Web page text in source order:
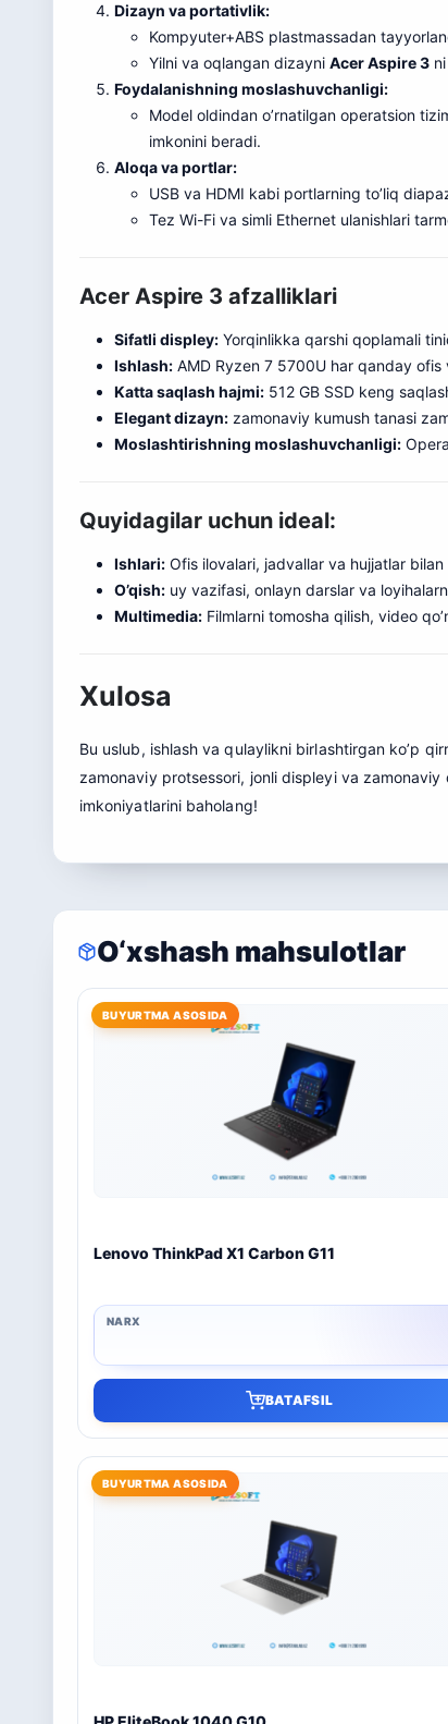
Dizayn va portativlik:
Kompyuter+ABS plastmassadan
Yilni va oqlangan dizayni Acer Aspire 3
Foydalanishning moslashuvchanligi:
Model oldindan o’rnatilgan operatsion
imkonini beradi.
Aloqa va portlar:
USB va HDMI kabi portlarning to’liq
Tez Wi-Fi va simli Ethernet ulanishlari
Acer Aspire 3 afzalliklari
Sifatli displey: Yorqinlikka qarshi qoplamali
Ishlash: AMD Ryzen 7 5700U har qanday
Katta saqlash hajmi: 512 GB SSD keng
Elegant dizayn: zamonaviy kumush tanasi
Moslashtirishning moslashuvchanligi:
Quyidagilar uchun ideal:
Ishlari: Ofis ilovalari, jadvallar va hujjatlar
O’qish: uy vazifasi, onlayn darslar va
Multimedia: Filmlarni tomosha qilish, video
Xulosa
Bu uslub, ishlash va qulaylikni birlashtirgan ko’p
zamonaviy protsessori, jonli displeyi va
imkoniyatlarini baholang!
O‘xshash mahsulotlar
BUYURTMA ASOSIDA
Lenovo ThinkPad X1 Carbon G11
BATAFSIL
BUYURTMA ASOSIDA